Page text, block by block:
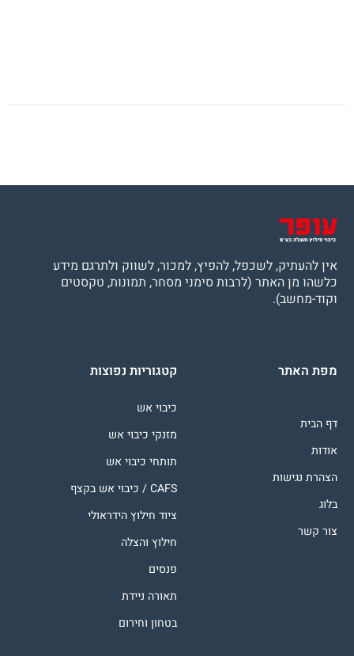
אין להעתיק, לשכפל, להפיץ, למכור, לשווק ולתרגם מידע
כלשהו מן האתר (לרבות סימני מסחר, תמונות, טקסטים
וקוד-מחשב).
מפת האתר
דף הבית
אודות
הצהרת נגישות
בלוג
צור קשר
קטגוריות נפוצות
כיבוי אש
מזנקי כיבוי אש
תותחי כיבוי אש
CAFS / כיבוי אש בקצף
ציוד חילוץ הידראולי
חילוץ והצלה
פנסים
תאורה ניידת
בטחון וחירום